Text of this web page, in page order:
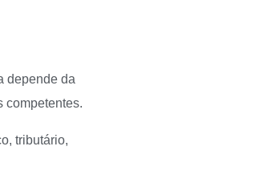
depende da
competentes.
tributário,